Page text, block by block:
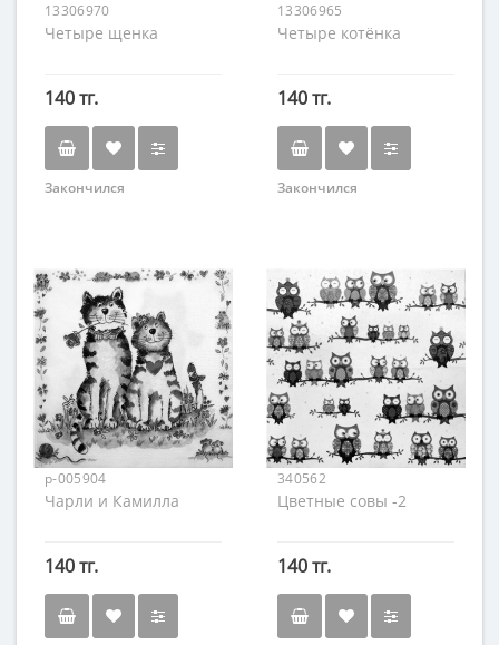
13306970
Четыре щенка
140 тг.
Закончился
13306965
Четыре котёнка
140 тг.
Закончился
p-005904
Чарли и Камилла
140 тг.
340562
Цветные совы -2
140 тг.